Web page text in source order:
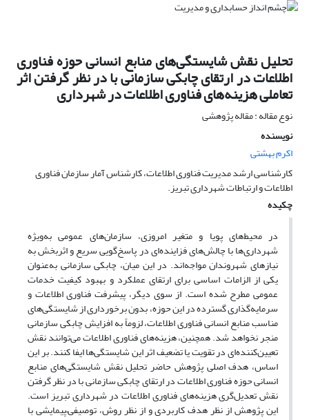
تحلیل نقش شایستگی‌های منابع انسانی حوزه فناوری
اطلاعات در ارتقای چابکی سازمانی با در نظر گرفتن اثر
تعاملی هزینه‌های فناوری اطلاعات در شهرداری
نوع مقاله : مقاله پژوهشی
نویسنده
اکرم بهشتی
کارشناسی ارشد مدیریت فناوری اطلاعات، کارشناس آمار سازمان فناوری
اطلاعات و ارتباطات شهرداری تبریز.
چکیده
در محیط‌های پویا و متغیر امروزی، سازمان‌های عمومی به‌ویژه
شهرداری‌ها با چالش‌های فزاینده‌ای در پاسخ‌گویی سریع و اثربخش به
نیازهای شهروندان مواجه‌اند. در این میان، چابکی سازمانی به‌عنوان
یکی از الزامات اساسی برای ارتقای عملکرد و بهبود کیفیت خدمات
عمومی مطرح شده است. از سوی دیگر، پیشرفت فناوری اطلاعات و
سرمایه‌گذاری گسترده در این حوزه، بدون برخورداری از شایستگی‌های
مناسب منابع انسانی فناوری اطلاعات، لزوماً به افزایش چابکی سازمانی
منجر نخواهد شد. همچنین، هزینه‌های فناوری اطلاعات می‌توانند نقش
تعیین‌کننده‌ای در تقویت یا تضعیف اثر این شایستگی‌ها ایفا کنند. بر این
اساس، هدف اصلی پژوهش حاضر تحلیل نقش شایستگی‌های منابع
انسانی حوزه فناوری اطلاعات در ارتقای چابکی سازمانی با در نظر گرفتن
نقش تعدیل‌گری هزینه‌های فناوری اطلاعات در شهرداری تبریز است.
این پژوهش از نظر هدف کاربردی و از نظر روش، توصیفی–پیمایشی با